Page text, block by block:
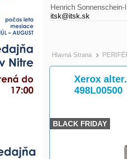
Henrich Sonnenschein-
itsk@itsk.sk
Hlavná Strana
Xerox
498L00500
BLACK FRIDAY